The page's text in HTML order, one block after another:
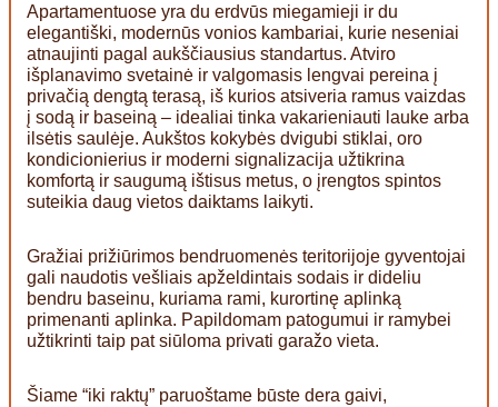
Apartamentuose yra du erdvūs miegamieji ir du
elegantiški, modernūs vonios kambariai, kurie neseniai
atnaujinti pagal aukščiausius standartus. Atviro
išplanavimo svetainė ir valgomasis lengvai pereina į
privačią dengtą terasą, iš kurios atsiveria ramus vaizdas
į sodą ir baseiną – idealiai tinka vakarieniauti lauke arba
ilsėtis saulėje. Aukštos kokybės dvigubi stiklai, oro
kondicionierius ir moderni signalizacija užtikrina
komfortą ir saugumą ištisus metus, o įrengtos spintos
suteikia daug vietos daiktams laikyti.
Gražiai prižiūrimos bendruomenės teritorijoje gyventojai
gali naudotis vešliais apželdintais sodais ir dideliu
bendru baseinu, kuriama rami, kurortinę aplinką
primenanti aplinka. Papildomam patogumui ir ramybei
užtikrinti taip pat siūloma privati garažo vieta.
Šiame “iki raktų” paruoštame būste dera gaivi,